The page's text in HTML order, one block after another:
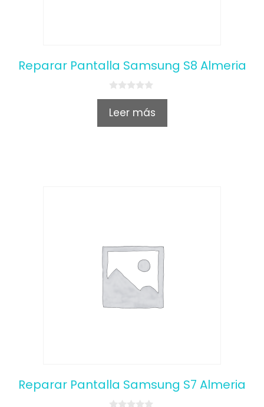
Reparar Pantalla Samsung S8 Almeria
0
u
Leer más
Reparar Pantalla Samsung S7 Almeria